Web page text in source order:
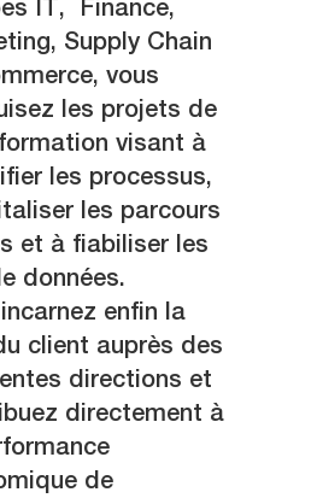
IT,
Finance,
Supply Chain
vous
les projets de
visant à
les processus,
les parcours
et à fiabiliser les
données.
enfin la
client auprès des
directions et
directement à
de